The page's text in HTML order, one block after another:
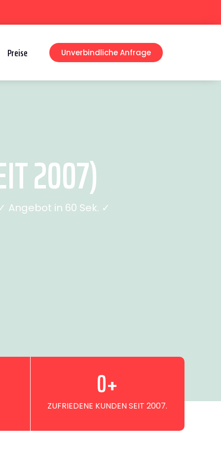
Preise Unverbindliche Anfrage
2007)
Angebot in 60 Sek. ✓
ZUFRIEDENE KUNDEN SEIT 2007.
0+